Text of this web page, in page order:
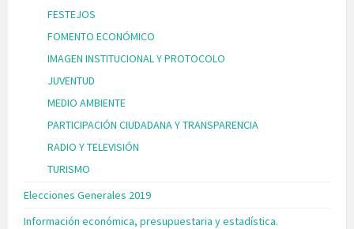
FESTEJOS
FOMENTO ECONÓMICO
IMAGEN INSTITUCIONAL Y PROTOCOLO
JUVENTUD
MEDIO AMBIENTE
PARTICIPACIÓN CIUDADANA Y TRANSPARENCIA
RADIO Y TELEVISIÓN
TURISMO
Elecciones Generales 2019
Información económica, presupuestaria y estadística.